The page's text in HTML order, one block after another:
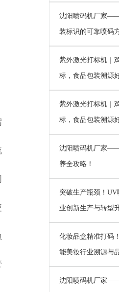
沈阳喷码机厂家
装标识的可靠喷码
紫外激光打标机｜
标，食品包装溯源
紫外激光打标机｜
标，食品包装溯源
沈阳喷码机厂家
养全攻略！
突破生产瓶颈！
业创新生产与转型
化妆品盒精准打码
能美妆行业溯源与
沈阳喷码机厂家